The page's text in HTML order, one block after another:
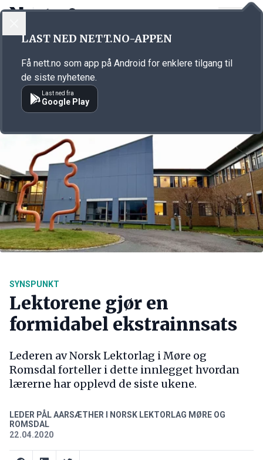
Annonsørinnhold
SYNSPUNKT
Lektorene gjør en
formidabel ekstrainnsats
Lederen av Norsk Lektorlag i Møre og
Romsdal forteller i dette innlegget hvordan
lærerne har opplevd de siste ukene.
LEDER PÅL AARSÆTHER I NORSK LEKTORLAG MØRE OG
ROMSDAL
22.04.2020
LAST NED NETT.NO-APPEN
Få nett.no som app på Android for enklere tilgang til
de siste nyhetene.
Last ned fra
Google Play